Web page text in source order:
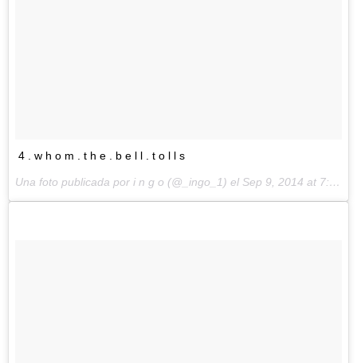
4 . w h o m . t h e . b e l l . t o l l s
Una foto publicada por i n g o (@_ingo_1) el Sep 9, 2014 at 7:10 PDT